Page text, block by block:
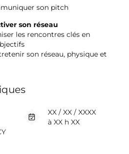
son pitch
son réseau
les rencontres clés en
son réseau, physique et
XX / XX / XXXX
à XX h XX